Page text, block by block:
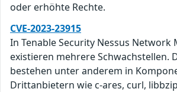
oder erhöhte Rechte.
CVE-2023-23915
In Tenable Security Nessus Network
existieren mehrere Schwachstellen.
bestehen unter anderem in
Drittanbietern wie c-ares, curl,